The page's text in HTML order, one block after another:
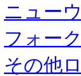
ニュー
フォー
その他